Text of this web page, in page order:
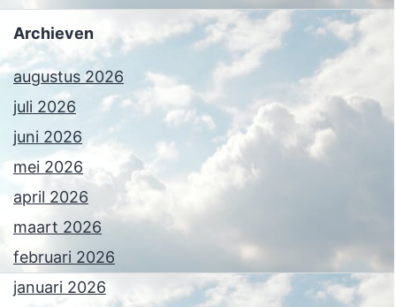
Archieven
augustus 2026
juli 2026
juni 2026
mei 2026
april 2026
maart 2026
februari 2026
januari 2026